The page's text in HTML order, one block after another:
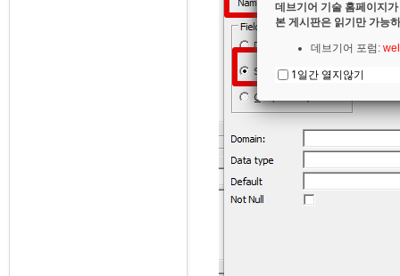
데브기어 기술 홈페이지
본 게시판은 읽기만 가능
데브기어 포럼:
1일간 열지않기